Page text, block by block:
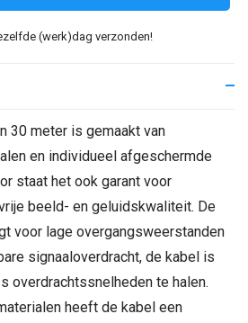
(werk)dag verzonden!
30 meter is gemaakt van
en individueel afgeschermde
staat het ook garant voor
beeld- en geluidskwaliteit. De
voor lage overgangsweerstanden
signaaloverdracht, de kabel is
overdrachtssnelheden te halen.
heeft de kabel een